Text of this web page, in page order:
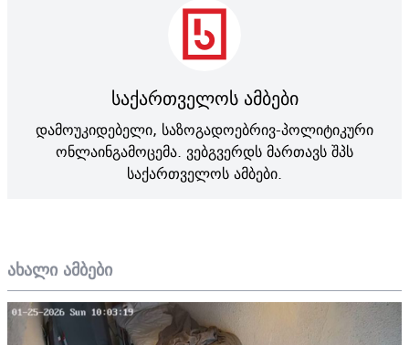
ახალი ამბები
საქართველოს ამბები
დამოუკიდებელი, საზოგადოებრივ-პოლიტიკური
ონლაინგამოცემა. ვებგვერდს მართავს შპს
საქართველოს ამბები.